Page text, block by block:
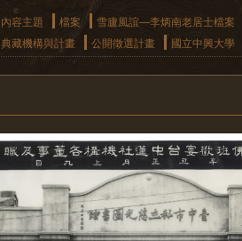
內容主題 檔案
雪廬風誼—李炳南老居士檔案
典藏機構與計畫 公開徵選計畫 國立中興大學